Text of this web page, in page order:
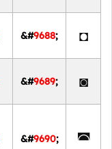
◘
&#9688;
◙
&#9689;
◚
&#9690;